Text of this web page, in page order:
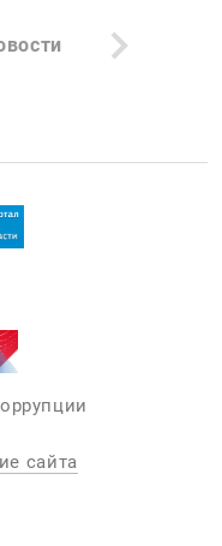
сайта